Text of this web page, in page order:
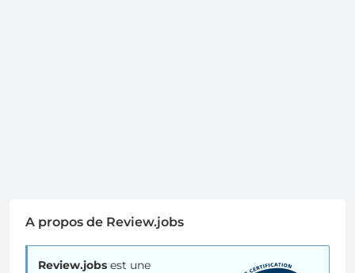
A propos de Review.jobs
Review.jobs est une